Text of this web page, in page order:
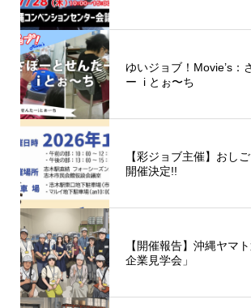
ゆいジョブ！Movie’s：
ー i とぉ〜ち
【彩ジョブ主催】おし
開催決定!!
【開催報告】沖縄ヤマ
企業見学会」